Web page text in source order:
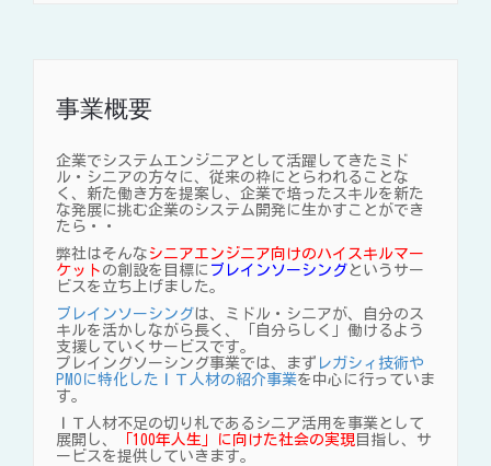
事業概要
企業でシステムエンジニアとして活躍してきたミド
ル・シニアの方々に、従来の枠にとらわれることな
く、新た働き方を提案し、企業で培ったスキルを新た
な発展に挑む企業のシステム開発に生かすことができ
たら・・
弊社はそんな シニアエンジニア向けのハイスキルマー
ケット の創設を目標に ブレインソーシングというサー
ビスを立ち上げました。
ブレインソーシングは、ミドル・シニアが、自分のス
キルを活かしながら長く、「自分らしく」働けるよう
支援していくサービスです。
プレイングソーシング事業では、まず レガシィ技術や
PMOに特化したＩＴ人材の紹介事業を中心に行っていま
す。
ＩＴ人材不足の切り札であるシニア活用を事業として
展開し、
「100年人生」に向けた社会の実現 目指し、サ
ービスを提供していきます。